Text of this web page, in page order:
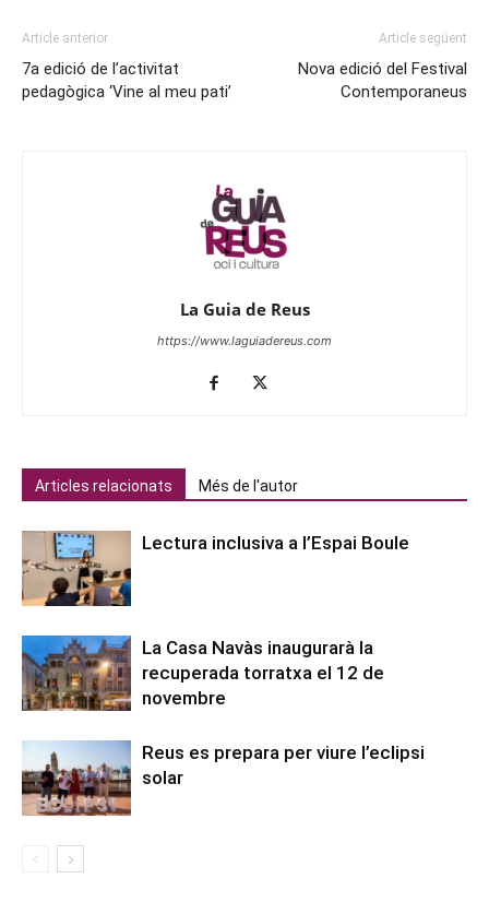
Article anterior
7a edició de l’activitat
pedagògica ‘Vine al meu pati’
Article següent
Nova edició del Festival
Contemporaneus
La Guia de Reus
https://www.laguiadereus.com
Articles relacionats Més de l'autor
Lectura inclusiva a l’Espai Boule
La Casa Navàs inaugurarà la
recuperada torratxa el 12 de
novembre
Reus es prepara per viure l’eclipsi
solar